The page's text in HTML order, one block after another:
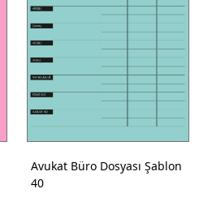
Avukat Büro Dosyası Şablon
40